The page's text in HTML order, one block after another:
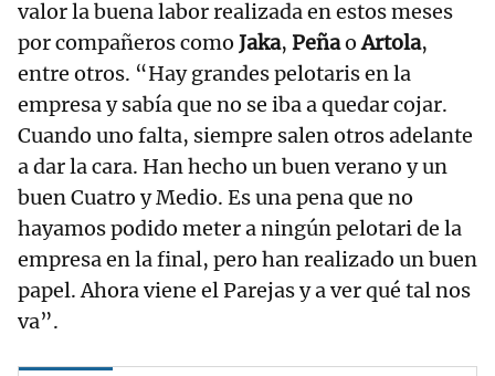
valor la buena labor realizada en estos meses
por compañeros como Jaka, PeñaoArtola,
entre otros. “Hay grandes pelotaris en la
empresa y sabía que no se iba a quedar cojar.
Cuando uno falta, siempre salen otros adelante
a dar la cara. Han hecho un buen verano y un
buen Cuatro y Medio. Es una pena que no
hayamos podido meter a ningún pelotari de la
empresa en la final, pero han realizado un buen
papel. Ahora viene el Parejas y a ver qué tal nos
va”.